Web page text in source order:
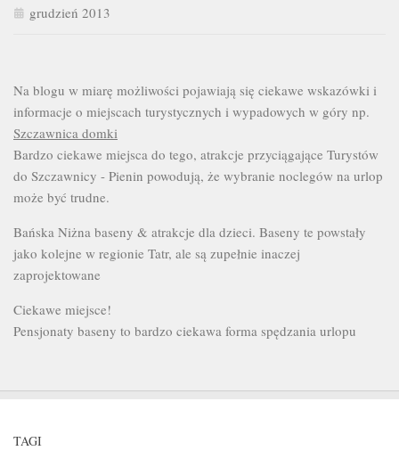
grudzień 2013
Na blogu w miarę możliwości pojawiają się ciekawe wskazówki i
informacje o miejscach turystycznych i wypadowych w góry np.
Szczawnica domki
Bardzo ciekawe miejsca do tego, atrakcje przyciągające Turystów
do Szczawnicy - Pienin powodują, że wybranie noclegów na urlop
może być trudne.
Bańska Niżna baseny & atrakcje dla dzieci. Baseny te powstały
jako kolejne w regionie Tatr, ale są zupełnie inaczej
zaprojektowane
Ciekawe miejsce!
Pensjonaty baseny to bardzo ciekawa forma spędzania urlopu
TAGI